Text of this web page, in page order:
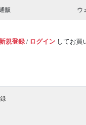
販 ウ
規登録 / ログイン してお買